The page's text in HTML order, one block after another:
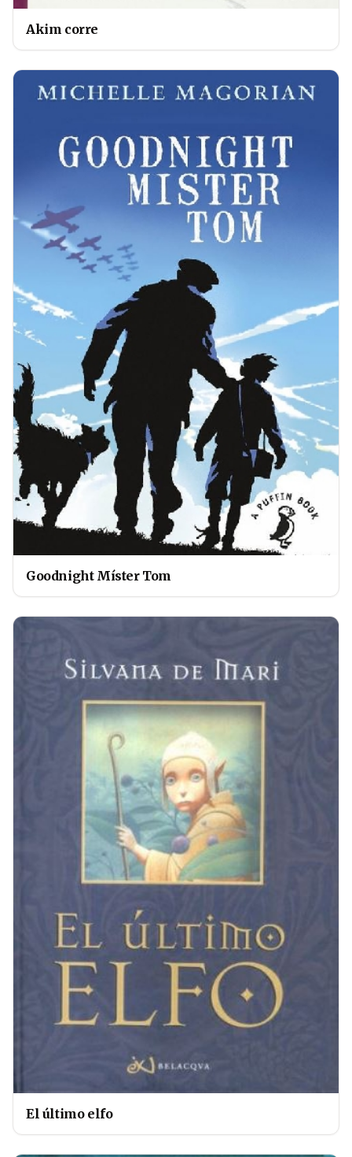
Akim corre
Goodnight Míster Tom
El último elfo